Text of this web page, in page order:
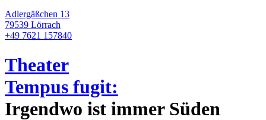
Adlergäßchen 13
79539 Lörrach
+49 7621 157840
Theater
Tempus fugit:
Irgendwo ist immer Süden